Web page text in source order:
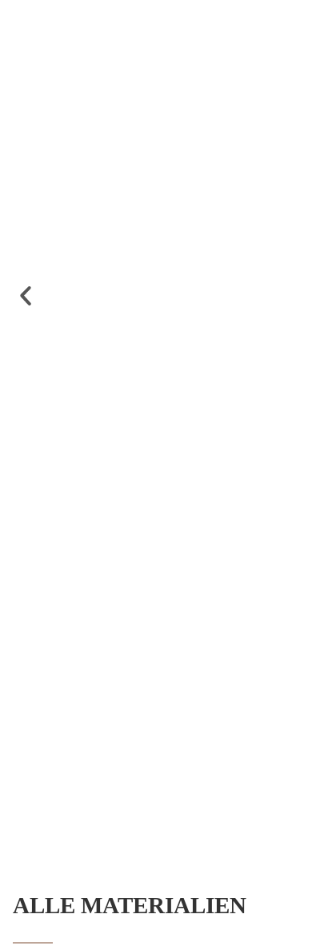
ALLE MATERIALIEN